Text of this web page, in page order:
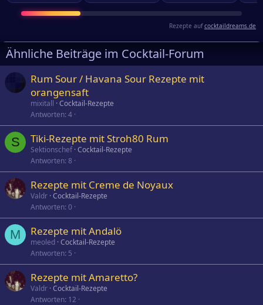
Rezepte aufcocktaildreams.de
Ähnliche Beiträge im Cocktail-Forum
Rum Sour / Havana Sour Rezepte mit
orangensaft
mixitall Cocktail-Rezepte
Antworten 4
S Tiki-Rezepte mit Stroh80 Rum
Sektionschef Cocktail-Rezepte
Antworten 8
Rezepte mit Creme de Noyaux
Valdr Cocktail-Rezepte
Antworten 0
M Rezepte mit Andalö
meoled Cocktail-Rezepte
Antworten 5
Rezepte mit Amaretto?
Valdr Cocktail-Rezepte
Antworten 12